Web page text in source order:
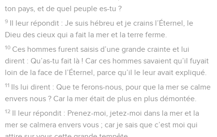
ton pays, et de quel peuple es-tu ?
9 Il leur répondit : Je suis hébreu et je crains l’Éternel, le
Dieu des cieux qui a fait la mer et la terre ferme.
10 Ces hommes furent saisis d’une grande crainte et lui
dirent : Qu’as-tu fait là ! Car ces hommes savaient qu’il fuyait
loin de la face de l’Éternel, parce qu’il le leur avait expliqué.
11 Ils lui dirent : Que te ferons-nous, pour que la mer se calme
envers nous ? Car la mer était de plus en plus démontée.
12 Il leur répondit : Prenez-moi, jetez-moi dans la mer et la
mer se calmera envers vous ; car je sais que c’est moi qui